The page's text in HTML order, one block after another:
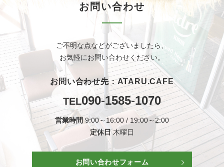
お問い合わせ
ご不明な点などがございましたら、
お気軽にお問い合わせください。
お問い合わせ先：ATARU.CAFE
TEL090-1585-1070
営業時間 9:00～16:00 / 19:00～2:00
定休日木曜日
お問い合わせフォーム